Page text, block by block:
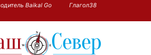
Baikal Go
Глагол38